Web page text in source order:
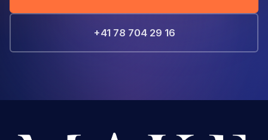
+41 78 704 29 16